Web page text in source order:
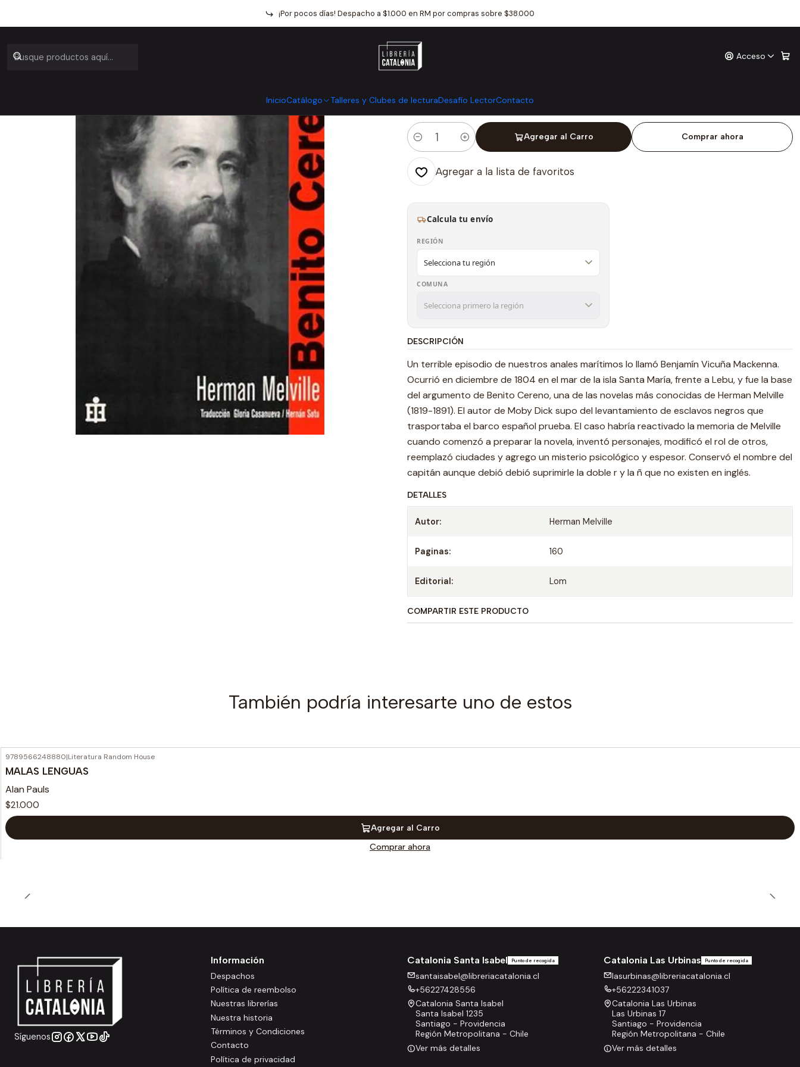
Acceso
InicioCatálogo Talleres y Clubes de lecturaDesafío LectorContacto
¡Por pocos días! Despacho a $1.000 en RM por compras sobre $38.000
Inicio Catálogo Narrativa Literatura Universal Benito Cereno
|
Benito Cereno
Mostrar stock de ubicaciones
Cantidad
Agregar al Carro Comprar ahora
Agregar a la lista de favoritos
Calcula tu envío
REGIÓN
COMUNA
DESCRIPCIÓN
Un terrible episodio de nuestros anales marítimos lo llamó Benjamín Vicuña Mackenna.
Ocurrió en diciembre de 1804 en el mar de la isla Santa María, frente a Lebu, y fue la base
del argumento de Benito Cereno, una de las novelas más conocidas de Herman Melville
(1819-1891). El autor de Moby Dick supo del levantamiento de esclavos negros que
trasportaba el barco español prueba. El caso habría reactivado la memoria de Melville
cuando comenzó a preparar la novela, inventó personajes, modificó el rol de otros,
reemplazó ciudades y agrego un misterio psicológico y espesor. Conservó el nombre del
capitán aunque debió debió suprimirle la doble r y la ñ que no existen en inglés.
DETALLES
Autor: Herman Melville
Paginas: 160
Editorial: Lom
COMPARTIR ESTE PRODUCTO
También podría interesarte uno de estos
9789566248880|Literatura Random House
MALAS LENGUAS
Alan Pauls
$21.000
Agregar al Carro
Comprar ahora
Síguenos
Información
Despachos
Política de reembolso
Nuestras librerías
Nuestra historia
Términos y Condiciones
Contacto
Política de privacidad
Catalonia Santa Isabel Punto de recogida
santaisabel@libreriacatalonia.cl
+56227428556
Catalonia Santa Isabel
Santa Isabel 1235
Santiago - Providencia
Región Metropolitana - Chile
Ver más detalles
Catalonia Las Urbinas Punto de recogida
lasurbinas@libreriacatalonia.cl
+56222341037
Catalonia Las Urbinas
Las Urbinas 17
Santiago - Providencia
Región Metropolitana - Chile
Ver más detalles